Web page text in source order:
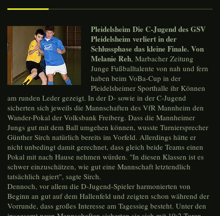
Pleidelsheim Die C-Jugend des GSV
Pleidelsheim verliert in der
Schlussphase das kleine Finale. Von
Melanie Reh, Marbacher Zeitung
Junge Fußballtalente von nah und fern
haben beim VoBa-Cup in der
Pleidelsheimer Sporthalle ihr Können
am runden Leder gezeigt. In der D- sowie in der C-Jugend
sicherten sich jeweils die Mannschaften des VfR Mannheim den
Wander-Pokal der Volksbank Freiberg. Dass die Mannheimer
Jungs gut mit dem Ball umgehen können, wusste Turniersprecher
Günther Sirch natürlich bereits im Vorfeld. Allerdings hätte er
nicht unbedingt damit gerechnet, dass gleich beide Teams einen
Pokal mit nach Hause nehmen würden. "In diesen Klassen ist es
schwer einzuschätzen, wie gut eine Mannschaft letztendlich
tatsächlich agiert", sagte Sirch.
Dennoch, vor allem die D-Jugend-Spieler harmonierten von
Beginn an gut auf dem Hallenfeld und zeigten schon während der
Vorrunde, dass großes Interesse am Tagessieg besteht. Unter den